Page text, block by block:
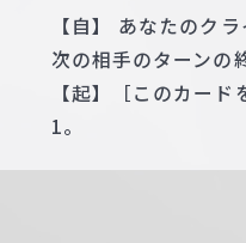
【自】 あなたのク
次の相手のターンの
【起】［このカー
1。